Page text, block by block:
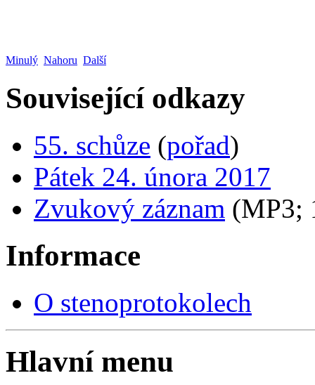
Minulý Nahoru Další
Související odkazy
55. schůze (pořad)
Pátek 24. února 2017
Zvukový záznam (MP3;
Informace
O stenoprotokolech
Hlavní menu